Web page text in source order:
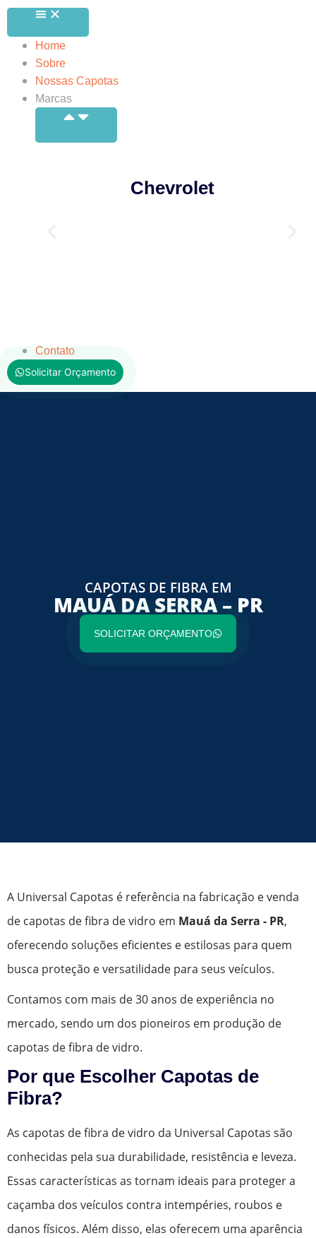
Home
Sobre
Nossas Capotas
Marcas
Chevrolet
Contato
Solicitar Orçamento
CAPOTAS DE FIBRA EM
MAUÁ DA SERRA – PR
SOLICITAR ORÇAMENTO
A Universal Capotas é referência na fabricação e venda
de capotas de fibra de vidro em Mauá da Serra - PR,
oferecendo soluções eficientes e estilosas para quem
busca proteção e versatilidade para seus veículos.
Contamos com mais de 30 anos de experiência no
mercado, sendo um dos pioneiros em produção de
capotas de fibra de vidro.
Por que Escolher Capotas de
Fibra?
As capotas de fibra de vidro da Universal Capotas são
conhecidas pela sua durabilidade, resistência e leveza.
Essas características as tornam ideais para proteger a
caçamba dos veículos contra intempéries, roubos e
danos físicos. Além disso, elas oferecem uma aparência